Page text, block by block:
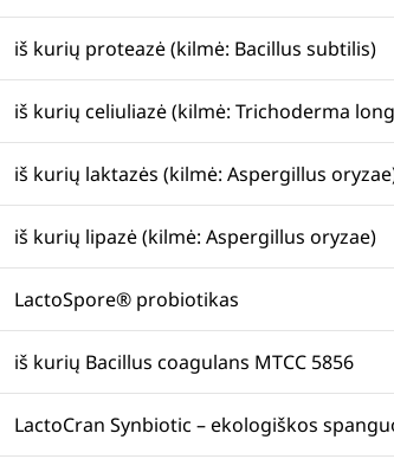
iš kurių proteazė (kilmė: Bacillus subtilis)
iš kurių celiuliazė (kilmė: Trichoderma
iš kurių laktazės (kilmė: Aspergillus
iš kurių lipazė (kilmė: Aspergillus oryzae)
LactoSpore® probiotikas
iš kurių Bacillus coagulans MTCC 5856
LactoCran Synbiotic – ekologiškos